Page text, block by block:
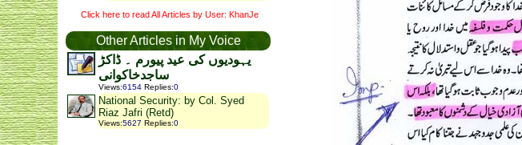
Click here to read All Articles by User: KhanJe
Other Articles in My Voice
یہودیوں کی عید پیورم ۔ ڈاکڑ
ساجدخاکوانی
Views:6154 Replies:0
National Security: by Col. Syed
Riaz Jafri (Retd)
Views:5627 Replies:0